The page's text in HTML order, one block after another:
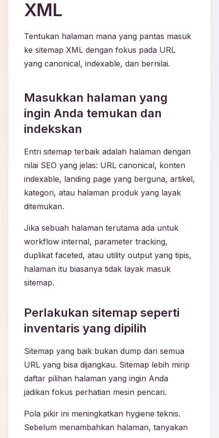
XML
Tentukan halaman mana yang pantas masuk
ke sitemap XML dengan fokus pada URL
yang canonical, indexable, dan bernilai.
Masukkan halaman yang
ingin Anda temukan dan
indekskan
Entri sitemap terbaik adalah halaman dengan
nilai SEO yang jelas: URL canonical, konten
indexable, landing page yang berguna, artikel,
kategori, atau halaman produk yang layak
ditemukan.
Jika sebuah halaman terutama ada untuk
workflow internal, parameter tracking,
duplikat faceted, atau utility output yang tipis,
halaman itu biasanya tidak layak masuk
sitemap.
Perlakukan sitemap seperti
inventaris yang dipilih
Sitemap yang baik bukan dump dari semua
URL yang bisa dijangkau. Sitemap lebih mirip
daftar pilihan halaman yang ingin Anda
jadikan fokus perhatian mesin pencari.
Pola pikir ini meningkatkan hygiene teknis.
Sebelum menambahkan halaman, tanyakan